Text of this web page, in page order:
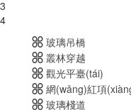
3
4
玻璃吊橋
叢林穿越
觀光平臺(tái)
網(wǎng)紅項
玻璃棧道